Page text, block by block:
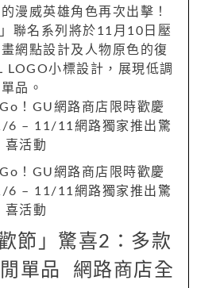
漫威英雄角色再次出擊！
聯名系列將於11月10日壓
網點設計及人物原色的復
LOGO小標設計，展現低調
品。
節」驚喜2：多款
單品 網路商店全